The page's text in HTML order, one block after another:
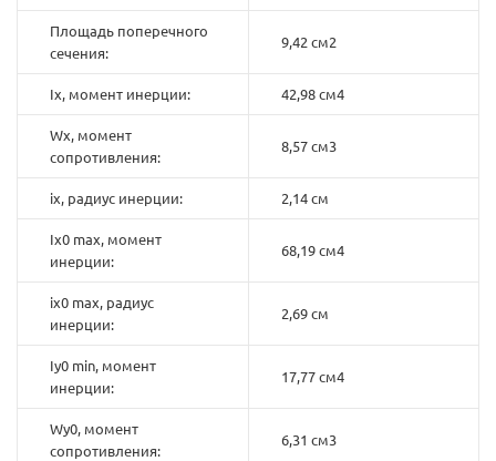
Площадь поперечного
сечения:
9,42 см2
Ix, момент инерции: 42,98 см4
Wx, момент
сопротивления:
8,57 см3
ix, радиус инерции: 2,14 см
Ix0 max, момент
инерции:
68,19 см4
ix0 max, радиус
инерции:
2,69 см
Iy0 min, момент
инерции:
17,77 см4
Wy0, момент
сопротивления:
6,31 см3